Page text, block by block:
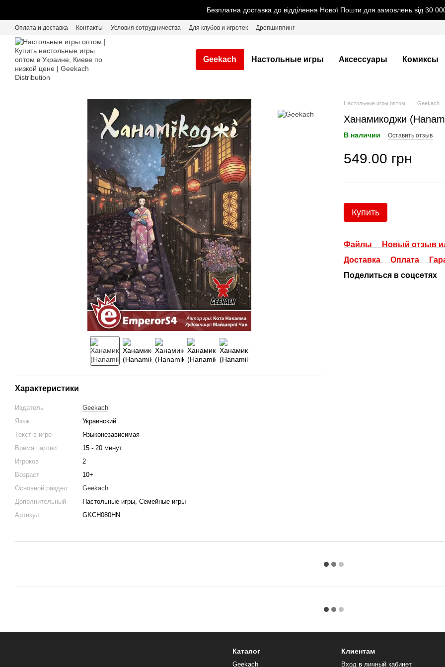
Безплатна доставка до відділення Нової Пошти для замовлень від 30
Оплата и доставка Контакты Условия сотрудничества Для клубов и игротек Дропшиппинг
Geekach Настольные игры Аксессуары Комиксы
Характеристики
Издатель
Geekach
Язык
Украинский
Текст в игре
Языконезависимая
Время партии
15 - 20 минут
Игроков
2
Возраст
10+
Основной раздел
Geekach
Дополнительный
Настольные игры, Семейные игры
Артикул
GKCH080HN
Настольные игры оптом Geekach
Ханамикоджи
В наличии Оставить отзыв
549.00 грн
Купить
Файлы
Новый отзыв
Доставка
Оплата
Поделиться в соцсетях
Каталог
Geekach
Клиентам
Вход в личный кабинет